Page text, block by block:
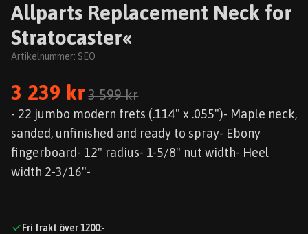
Allparts Replacement Neck for
Stratocaster«
Artikelnummer: SEO
3 239 kr 3 599 kr
- 22 jumbo modern frets (.114" x .055")- Maple neck,
sanded, unfinished and ready to spray- Ebony
fingerboard- 12" radius- 1-5/8" nut width- Heel
width 2-3/16"-
Fri frakt över 1200:-